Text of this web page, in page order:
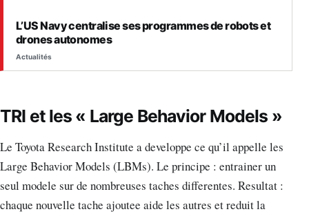
L’US Navy centralise ses programmes de robots et
drones autonomes
Actualités
TRI et les « Large Behavior Models »
Le Toyota Research Institute a developpe ce qu’il appelle les
Large Behavior Models (LBMs). Le principe : entrainer un
seul modele sur de nombreuses taches differentes. Resultat :
chaque nouvelle tache ajoutee aide les autres et reduit la